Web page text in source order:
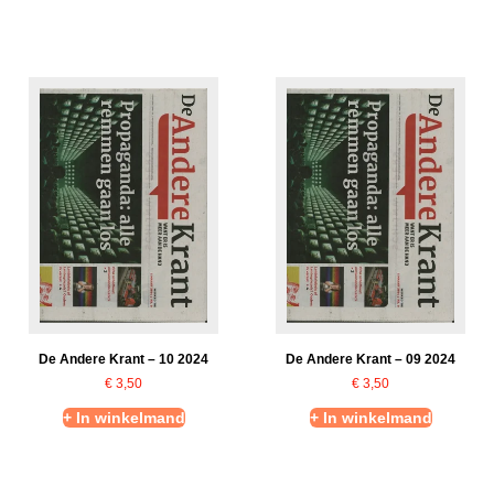
De Andere Krant – 10 2024
€ 3,50
+ In winkelmand
De Andere Krant – 09 2024
€ 3,50
+ In winkelmand